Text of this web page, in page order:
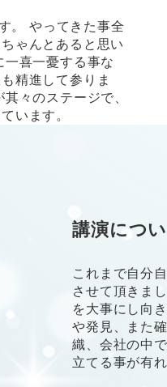
。 やってきた事全
ゃんとあると思い
喜一憂する事な
精進して参りま
々のステージで、
います。
講演につ
これまで自分
させて頂きま
を大事にし向
や発見、また
織、会社の中
立てる事が有